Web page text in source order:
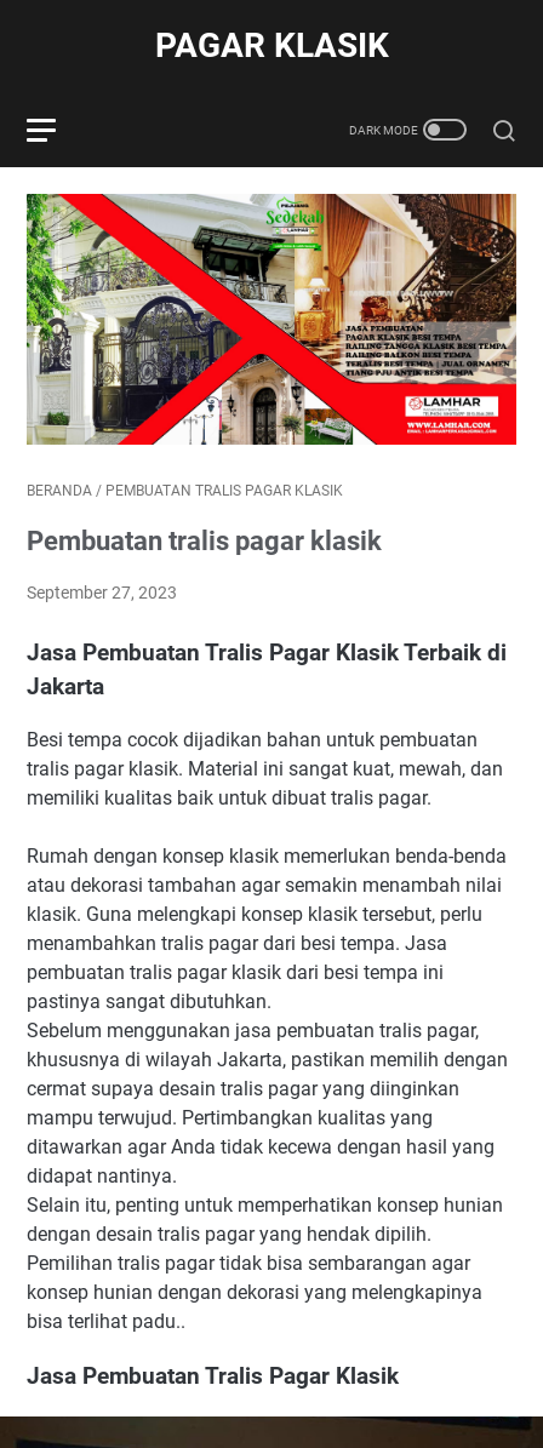
PAGAR KLASIK
BERANDA / PEMBUATAN TRALIS PAGAR KLASIK
Pembuatan tralis pagar klasik
September 27, 2023
Jasa Pembuatan Tralis Pagar Klasik Terbaik di
Jakarta
Besi tempa cocok dijadikan bahan untuk pembuatan
tralis pagar klasik. Material ini sangat kuat, mewah, dan
memiliki kualitas baik untuk dibuat tralis pagar.
Rumah dengan konsep klasik memerlukan benda-benda
atau dekorasi tambahan agar semakin menambah nilai
klasik. Guna melengkapi konsep klasik tersebut, perlu
menambahkan tralis pagar dari besi tempa. Jasa
pembuatan tralis pagar klasik dari besi tempa ini
pastinya sangat dibutuhkan.
Sebelum menggunakan jasa pembuatan tralis pagar,
khususnya di wilayah Jakarta, pastikan memilih dengan
cermat supaya desain tralis pagar yang diinginkan
mampu terwujud. Pertimbangkan kualitas yang
ditawarkan agar Anda tidak kecewa dengan hasil yang
didapat nantinya.
Selain itu, penting untuk memperhatikan konsep hunian
dengan desain tralis pagar yang hendak dipilih.
Pemilihan tralis pagar tidak bisa sembarangan agar
konsep hunian dengan dekorasi yang melengkapinya
bisa terlihat padu..
Jasa Pembuatan Tralis Pagar Klasik